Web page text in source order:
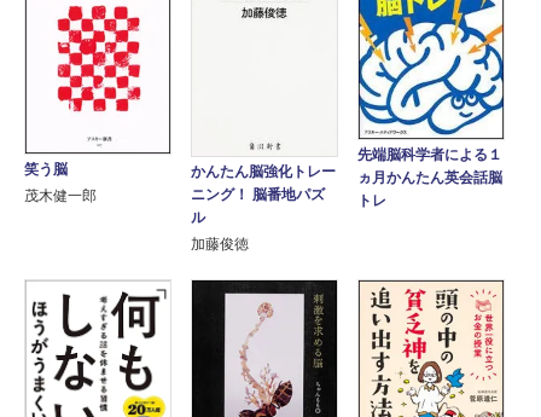
笑う脳
茂木健一郎
かんたん脳強化トレー
ニング！ 脳番地パズ
ル
加藤俊徳
先端脳科学者による１
ヵ月かんたん英会話脳
トレ